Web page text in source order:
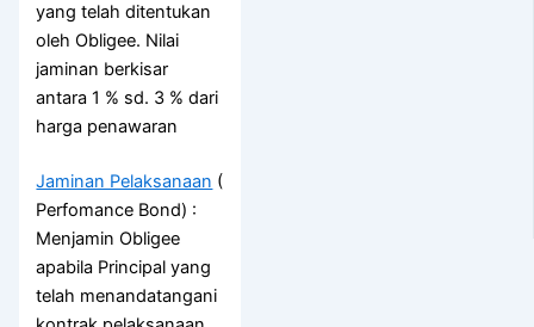
yang telah ditentukan
oleh Obligee. Nilai
jaminan berkisar
antara 1 % sd. 3 % dari
harga penawaran
Jaminan Pelaksanaan (
Perfomance Bond) :
Menjamin Obligee
apabila Principal yang
telah menandatangani